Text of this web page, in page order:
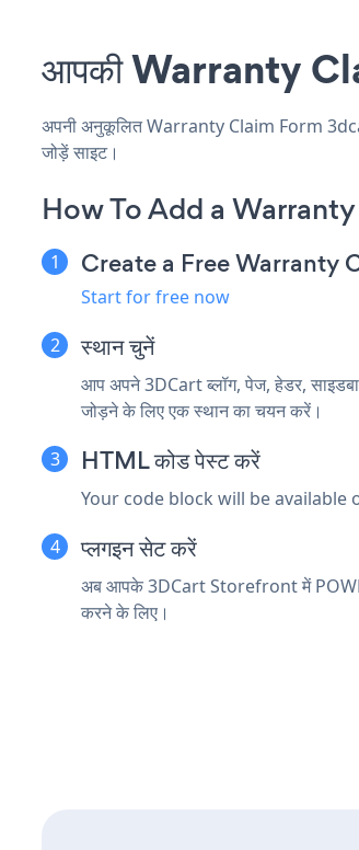
आपकी Warranty
अपनी अनुकूलित Warranty Claim Form
जोड़ें साइट।
How To Add a
Create a Free Warranty
Start for free now
स्थान चुनें
आप अपने 3DCart ब्लॉग, पेज, हेडर,
जोड़ने के लिए एक स्थान का चयन करें।
HTML कोड पेस्ट करें
Your code block will be available
प्लगइन सेट करें
अब आपके 3DCart Storefront में
करने के लिए।